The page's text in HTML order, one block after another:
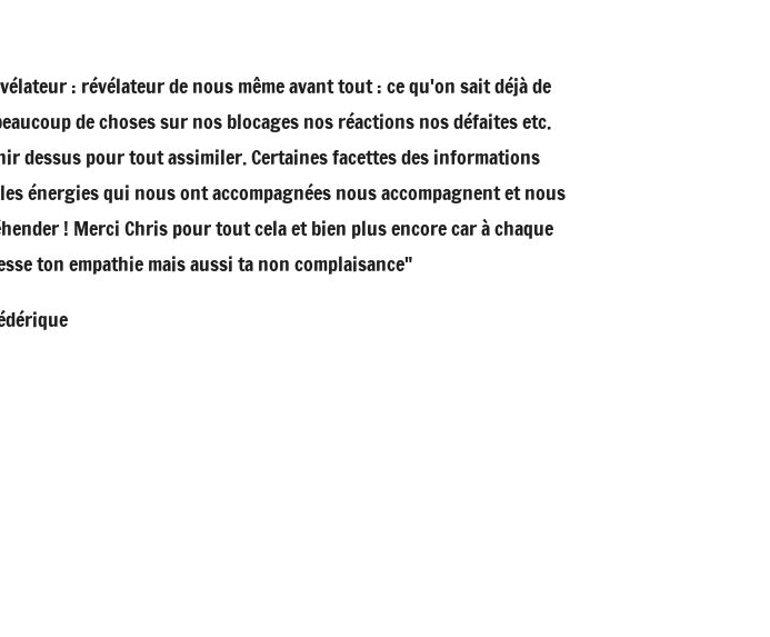
: révélateur de nous même avant tout : ce qu'on sait déjà de
de choses sur nos blocages nos réactions nos défaites etc.
dessus pour tout assimiler. Certaines facettes des informations
énergies qui nous ont accompagnées nous accompagnent et nous
! Merci Chris pour tout cela et bien plus encore car à chaque
ton empathie mais aussi ta non complaisance"